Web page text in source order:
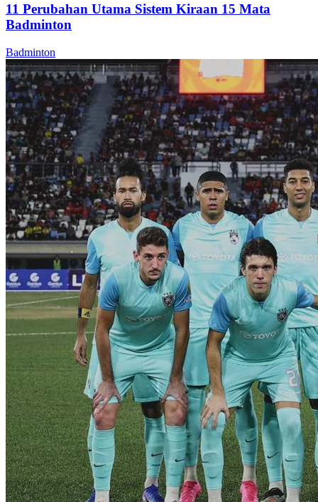
11 Perubahan Utama Sistem Kiraan 15 Mata
Badminton
Badminton